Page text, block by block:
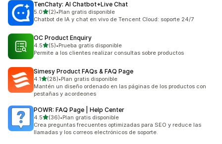
TenChaty: AI Chatbot+Live Chat
5.0de 5 estrellas
(2)
2 reseñas en total
•Plan gratis disponible
Chatbot de IA y chat en vivo de Tencent Cloud: soporte 24/7
OC Product Enquiry
4.5de 5 estrellas
(5)
5 reseñas en total
•Prueba gratis disponible
Permite a los clientes realizar consultas sobre productos
Simesy Product FAQs & FAQ Page
4.1de 5 estrellas
(28)
28 reseñas en total
•Plan gratis disponible
Mantén un diseño ordenado en las páginas de los productos con
pestañas y acordeones
POWR: FAQ Page | Help Center
4.5de 5 estrellas
(36)
36 reseñas en total
•Plan gratis disponible
Crea preguntas frecuentes optimizadas para SEO y reduce las
llamadas y los correos electrónicos de soporte.